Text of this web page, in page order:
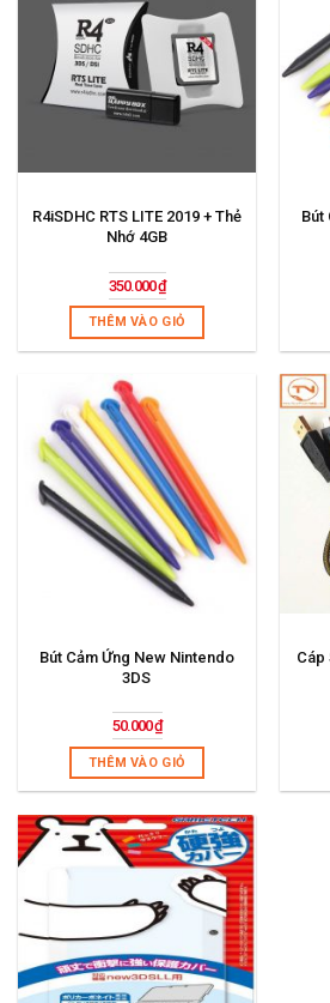
R4iSDHC RTS LITE 2019 + Thẻ
Nhớ 4GB
350.000₫
THÊM VÀO GIỎ
Bút
Bút Cảm Ứng New Nintendo
3DS
50.000₫
THÊM VÀO GIỎ
Cáp